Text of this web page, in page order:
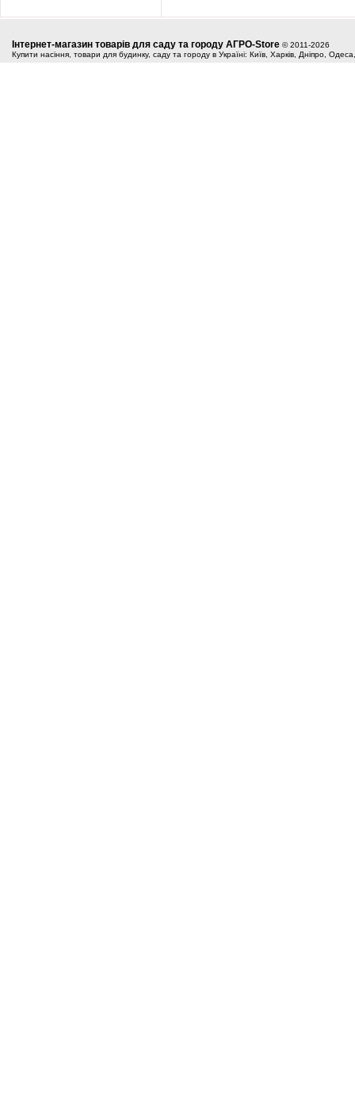
Інтернет-магазин товарів для саду та городу АГРО-Store © 2011-2026
Купити насіння, товари для будинку, саду та городу в Україні: Київ, Харків, Дніпро,